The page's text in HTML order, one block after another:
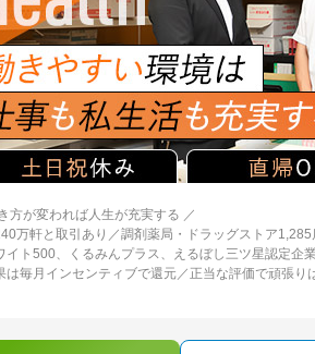
方が変われば人生が充実する ／
万軒と取引あり／調剤薬局・ドラッグストア1,285
ト500、くるみんプラス、えるぼし三ツ星認定企業
毎月インセンティブで還元／正当な評価で頑張り